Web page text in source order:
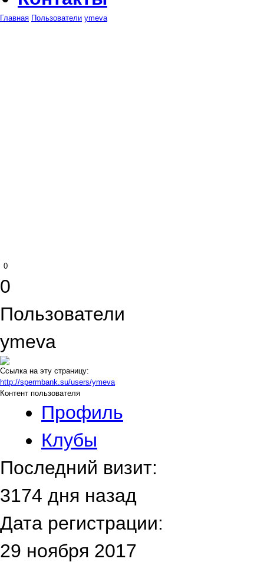
Главная Пользователи ymeva
0
0
Пользователи
ymeva
Ссылка на эту страницу:
http://spermbank.su/users/ymeva
Контент пользователя
Профиль
Клубы
Последний визит:
3174 дня назад
Дата регистрации:
29 ноября 2017